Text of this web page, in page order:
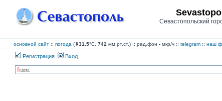
Севастопольский
основной сайт :: погода (⇓31.5°C, 742 мм.рт.ст.) :: рад.фон - мкр/ч :: telegram :: наш
Регистрация Вход